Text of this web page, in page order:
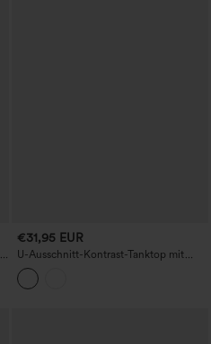
€31,95 EUR
U-Ausschnitt-Kontrast-Tanktop mit
atmungsaktivem Mesh und integriertem
BH für Tanz